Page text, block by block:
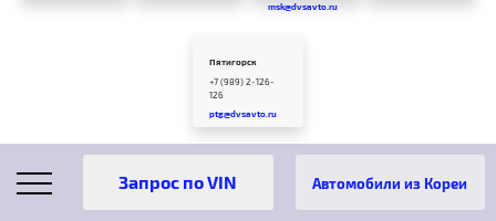
msk@dvsavto.ru
Пятигорск
+7 (989) 2-126-
126
ptg@dvsavto.ru
Автомобили из Кореи